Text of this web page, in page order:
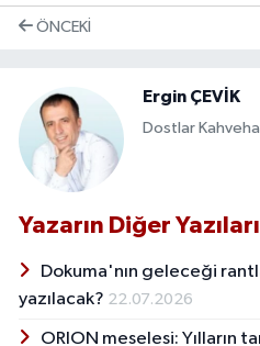
ÖNCEKI
Ergin ÇEVİK
Dostlar
Yazarın Diğer Yazıları
Dokuma'nın geleceği
yazılacak? 22.07.2026
ORION meselesi: Yılların